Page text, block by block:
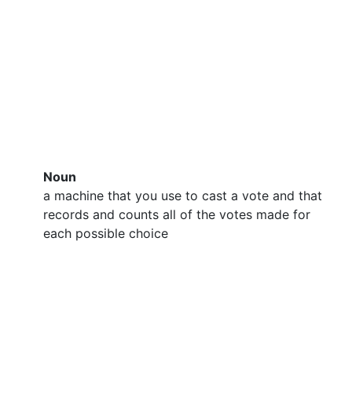
Noun
a machine that you use to cast a vote and that
records and counts all of the votes made for
each possible choice